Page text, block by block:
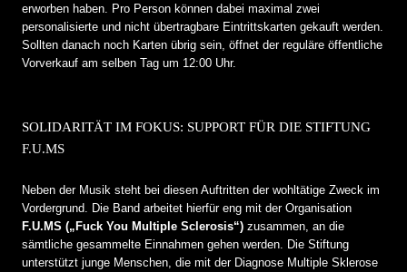
erworben haben. Pro Person können dabei maximal zwei
personalisierte und nicht übertragbare Eintrittskarten gekauft werden.
Sollten danach noch Karten übrig sein, öffnet der reguläre öffentliche
Vorverkauf am selben Tag um 12:00 Uhr.
SOLIDARITÄT IM FOKUS: SUPPORT FÜR DIE STIFTUNG
F.U.MS
Neben der Musik steht bei diesen Auftritten der wohltätige Zweck im
Vordergrund. Die Band arbeitet hierfür eng mit der Organisation
F.U.MS („Fuck You Multiple Sclerosis“) zusammen, an die
sämtliche gesammelte Einnahmen gehen werden. Die Stiftung
unterstützt junge Menschen, die mit der Diagnose Multiple Sklerose